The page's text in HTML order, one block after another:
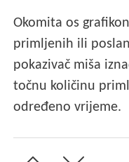
Okomita os
primljenih ili
pokazivač miša
točnu količinu
određeno vrijeme.